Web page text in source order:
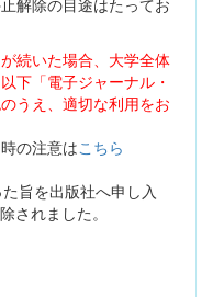
解除の目途はたってお
続いた場合、大学全体
下「電子ジャーナル・
うえ、適切な利用をお
の注意はこちら
旨を出版社へ申し入
されました。